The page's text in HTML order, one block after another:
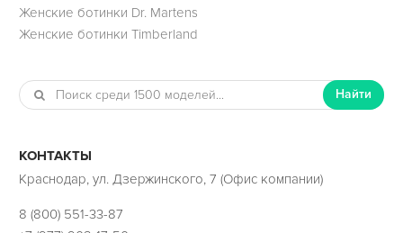
Женские ботинки Dr. Martens
Женские ботинки Timberland
Найти
КОНТАКТЫ
Краснодар, ул. Дзержинского, 7 (Офис компании)
8 (800) 551-33-87